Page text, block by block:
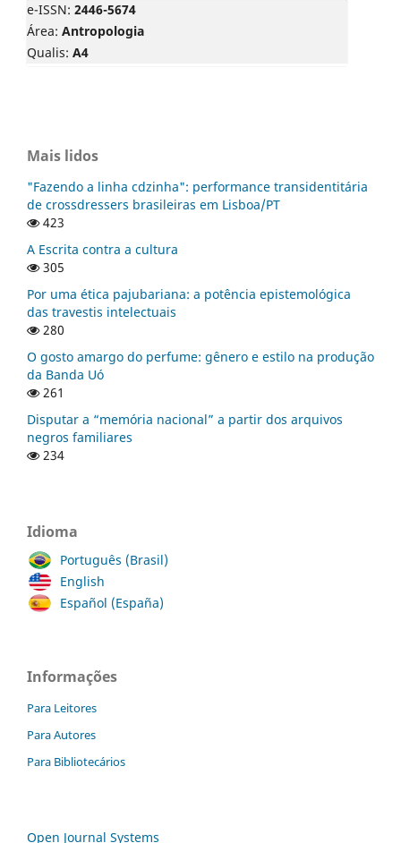
e-ISSN: 2446-5674
Área: Antropologia
Qualis: A4
Mais lidos
"Fazendo a linha cdzinha": performance transidentitária
de crossdressers brasileiras em Lisboa/PT
423
A Escrita contra a cultura
305
Por uma ética pajubariana: a potência epistemológica
das travestis intelectuais
280
O gosto amargo do perfume: gênero e estilo na produção
da Banda Uó
261
Disputar a “memória nacional” a partir dos arquivos
negros familiares
234
Idioma
Português (Brasil)
English
Español (España)
Informações
Para Leitores
Para Autores
Para Bibliotecários
Open Journal Systems